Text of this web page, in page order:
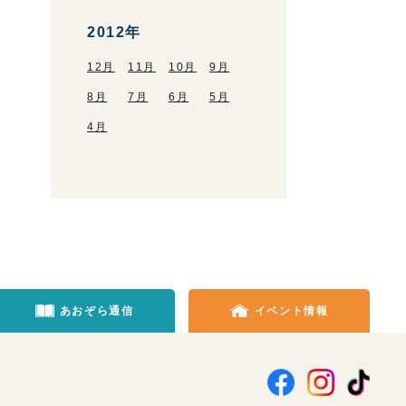
2012年
12月 11月 10月 9月
8月 7月 6月 5月
4月
あおぞら通信 イベント情報